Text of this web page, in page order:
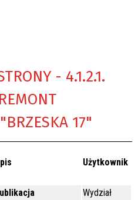
- 4.1.2.1.
17"
Użytkownik
Wydział